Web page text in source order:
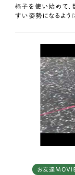
椅子を使い始めて、
すい姿勢になるよう
お友達